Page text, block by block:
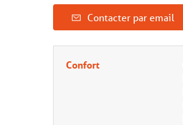
Contacter par email
Confort